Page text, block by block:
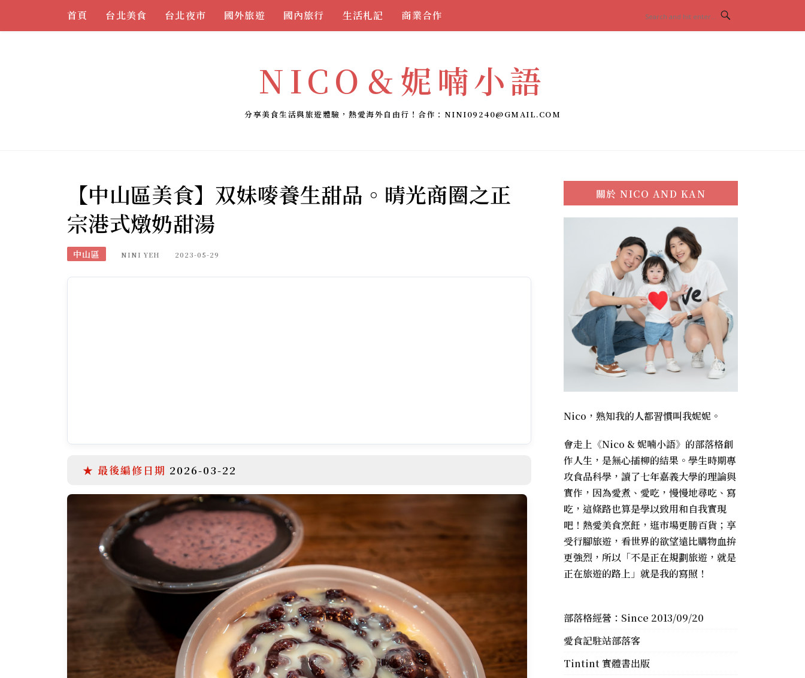
首頁 台北美食 台北夜市 國外旅遊 國內旅行 生活札記 商業合作
NICO＆妮喃小語
分享美食生活與旅遊體驗，熱愛海外自由行！合作： NINI09240@GMAIL.COM
【中山區美食】双妹嘜養生甜品。晴光商圈之正
宗港式燉奶甜湯
中山區 NINI YEH 2023-05-29
2026-03-22
關於NICO AND KAN
Nico，熟知我的人都習慣叫我妮妮。
會走上《Nico & 妮喃小語》的部落格創
作人生，是無心插柳的結果。學生時期專
攻食品科學，讀了七年嘉義大學的理論與
實作，因為愛煮、愛吃，慢慢地尋吃、寫
吃，這條路也算是學以致用和自我實現
吧！熱愛美食烹飪，逛市場更勝百貨；享
受行腳旅遊，看世界的欲望遠比購物血拚
更強烈，所以「不是正在規劃旅遊，就是
正在旅遊的路上」就是我的寫照！
部落格經營：Since 2013/09/20
愛食記駐站部落客
Tintint 實體書出版